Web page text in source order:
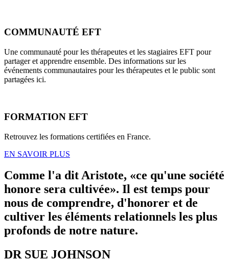
COMMUNAUTÉ EFT
Une communauté pour les thérapeutes et les stagiaires EFT pour
partager et apprendre ensemble. Des informations sur les
événements communautaires pour les thérapeutes et le public sont
partagées ici.
FORMATION EFT
Retrouvez les formations certifiées en France.
EN SAVOIR PLUS
Comme l'a dit Aristote, «ce qu'une société
honore sera cultivée». Il est temps pour
nous de comprendre, d'honorer et de
cultiver les éléments relationnels les plus
profonds de notre nature.
DR SUE JOHNSON